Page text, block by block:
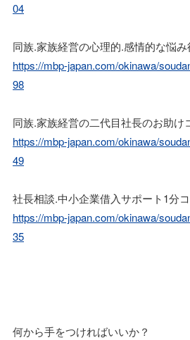
04
同族.家族経営の心理的.感情的な悩
https://mbp-japan.com/okinawa/
98
同族.家族経営の二代目社長のお助け
https://mbp-japan.com/okinawa/
49
社長相談.中小企業借入サポート1分
https://mbp-japan.com/okinawa/
35
何から手をつければいいか？